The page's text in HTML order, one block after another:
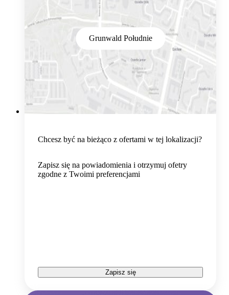
Grunwald Południe
Chcesz być na bieżąco z ofertami w tej lokalizacji?
Zapisz się na powiadomienia i otrzymuj ofetry
zgodne z Twoimi preferencjami
Zapisz się